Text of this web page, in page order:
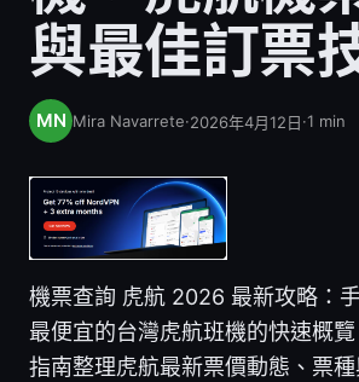
與最佳訂票
Mira Navarrete·2026年4月12日·1 min
機票查詢 虎航 2026 最新攻略：
最便宜的台灣虎航班機的快速概
指南整理虎航最新票價動態、票